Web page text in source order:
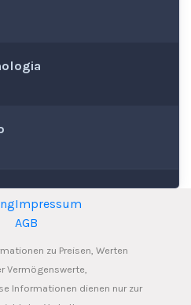
Impressum
AGB
zu Preisen, Werten
Vermögenswerte,
Informationen dienen nur zur